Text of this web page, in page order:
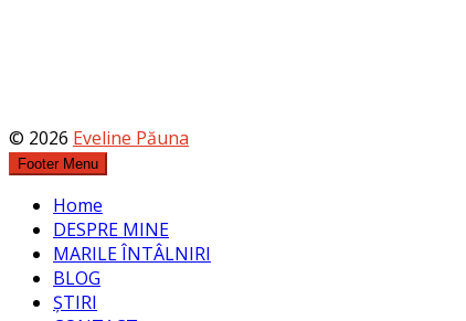
© 2026 Eveline Păuna
Footer Menu
Home
DESPRE MINE
MARILE ÎNTÂLNIRI
BLOG
ȘTIRI